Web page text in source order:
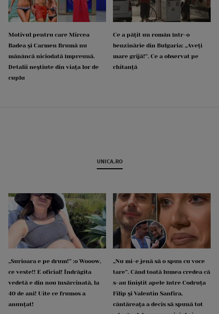
Motivul pentru care Mircea
Badea și Carmen Brumă nu
mănâncă niciodată împreună.
Detalii neștiute din viața lor de
cuplu
Ce a pățit un român într-o
benzinărie din Bulgaria: „Aveți
mare grijă!”. Ce a observat pe
chitanță
UNICA.RO
„Surioara e pe drum!” :o Wooow,
ce veste!! E oficial! Îndrăgita
vedetă e din nou însărcinată, la
40 de ani! Uite ce frumos a
anunțat!
„Nu mi-e jenă să o spun cu voce
tare”. Când toată lumea credea că
s-au liniștit apele între Codruța
Filip și Valentin Sanfira,
cântăreața a decis să spună tot